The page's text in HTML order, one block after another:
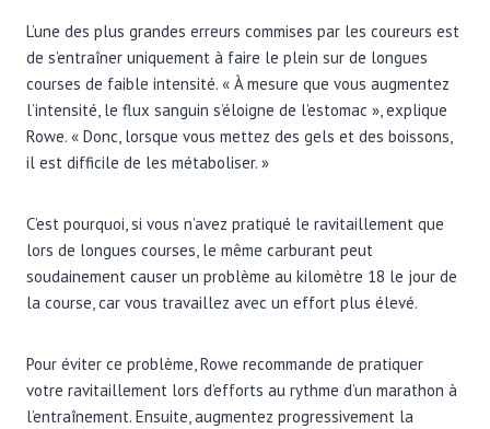
L’une des plus grandes erreurs commises par les coureurs est
de s’entraîner uniquement à faire le plein sur de longues
courses de faible intensité. « À mesure que vous augmentez
l’intensité, le flux sanguin s’éloigne de l’estomac », explique
Rowe. « Donc, lorsque vous mettez des gels et des boissons,
il est difficile de les métaboliser. »
C’est pourquoi, si vous n’avez pratiqué le ravitaillement que
lors de longues courses, le même carburant peut
soudainement causer un problème au kilomètre 18 le jour de
la course, car vous travaillez avec un effort plus élevé.
Pour éviter ce problème, Rowe recommande de pratiquer
votre ravitaillement lors d’efforts au rythme d’un marathon à
l’entraînement. Ensuite, augmentez progressivement la